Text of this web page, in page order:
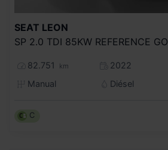
SEAT LEON
SP 2.0 TDI 85KW REFERENCE GO
82.751 km
2022
Manual
Diésel
C